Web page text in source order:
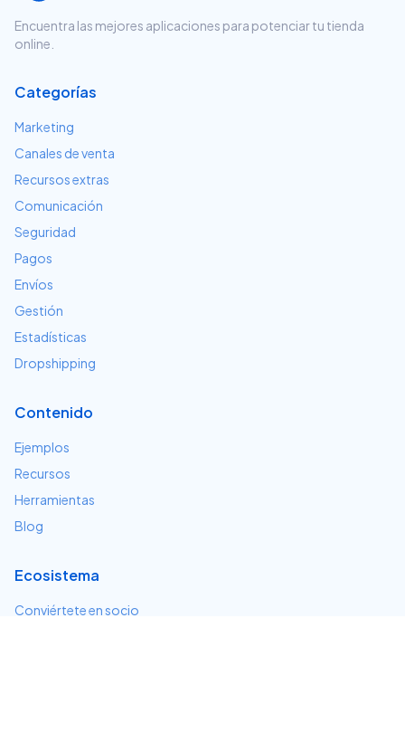
Encuentra las mejores aplicaciones para potenciar tu tienda
online.
Categorías
Marketing
Canales de venta
Recursos extras
Comunicación
Seguridad
Pagos
Envíos
Gestión
Estadísticas
Dropshipping
Contenido
Ejemplos
Recursos
Herramientas
Blog
Ecosistema
Conviértete en socio